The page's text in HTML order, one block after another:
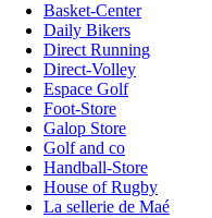
Basket-Center
Daily Bikers
Direct Running
Direct-Volley
Espace Golf
Foot-Store
Galop Store
Golf and co
Handball-Store
House of Rugby
La sellerie de Maé